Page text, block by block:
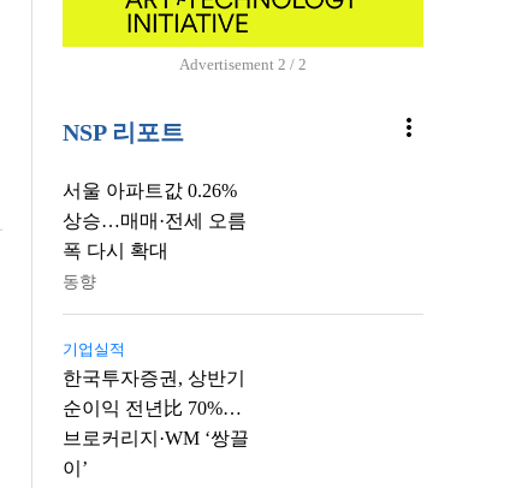
Advertisement 1 / 2
NSP 리포트 more_vert
서울 아파트값 0.26%
상승…매매·전세 오름
폭 다시 확대
동향
기업실적
한국투자증권, 상반기
순이익 전년比 70%…
브로커리지·WM ‘쌍끌
이’